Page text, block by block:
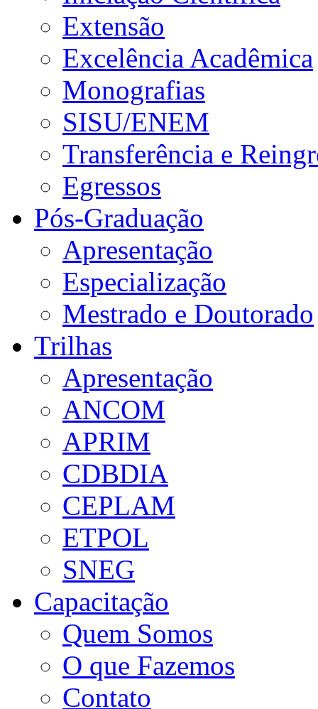
Extensão
Excelência Acadêmica
Monografias
SISU/ENEM
Transferência e
Egressos
Pós-Graduação
Apresentação
Especialização
Mestrado e Doutorado
Trilhas
Apresentação
ANCOM
APRIM
CDBDIA
CEPLAM
ETPOL
SNEG
Capacitação
Quem Somos
O que Fazemos
Contato